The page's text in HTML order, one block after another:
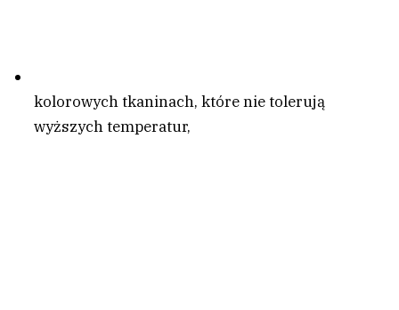
kolorowych tkaninach, które nie tolerują
wyższych temperatur,